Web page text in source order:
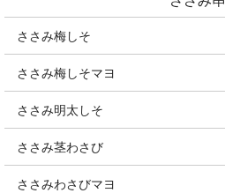
ささみ梅しそ
ささみ梅しそマヨ
ささみ明太しそ
ささみ茎わさび
ささみわさびマヨ